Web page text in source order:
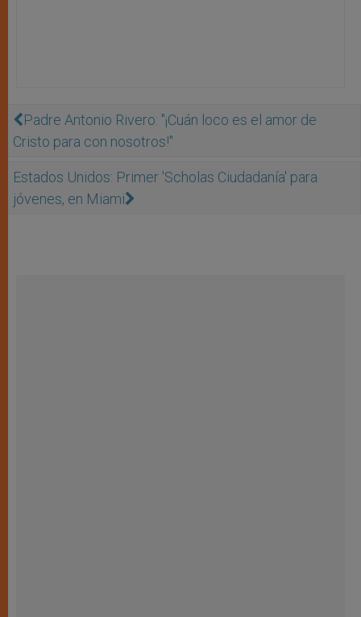
Padre Antonio Rivero: "¡Cuán loco es el amor de
Cristo para con nosotros!"
Estados Unidos: Primer 'Scholas Ciudadanía' para
jóvenes, en Miami